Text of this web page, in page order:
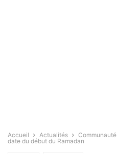
Accueil Actualités Communauté
date du début du Ramadan